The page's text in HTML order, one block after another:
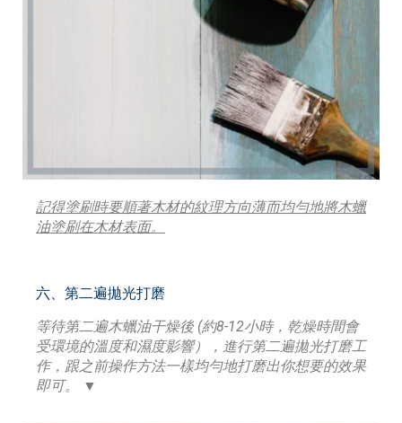
記得塗刷時要順著木材的紋理方向薄而均勻地將木蠟
油塗刷在木材表面。
六、第二遍拋光打磨
等待第二遍木蠟油干燥後 (約8-12小時，乾燥時間會
受環境的溫度和濕度影響），進行第二遍拋光打磨工
作，跟之前操作方法一樣均勻地打磨出你想要的效果
即可。 ▼